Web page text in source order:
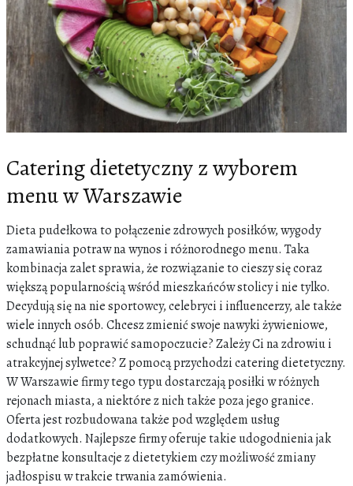
Catering dietetyczny z wyborem
menu w Warszawie
Dieta pudełkowa to połączenie zdrowych posiłków, wygody
zamawiania potraw na wynos i różnorodnego menu. Taka
kombinacja zalet sprawia, że rozwiązanie to cieszy się coraz
większą popularnością wśród mieszkańców stolicy i nie tylko.
Decydują się na nie sportowcy, celebryci i influencerzy, ale także
wiele innych osób. Chcesz zmienić swoje nawyki żywieniowe,
schudnąć lub poprawić samopoczucie? Zależy Ci na zdrowiu i
atrakcyjnej sylwetce? Z pomocą przychodzi catering dietetyczny.
W Warszawie firmy tego typu dostarczają posiłki w różnych
rejonach miasta, a niektóre z nich także poza jego granice.
Oferta jest rozbudowana także pod względem usług
dodatkowych. Najlepsze firmy oferuje takie udogodnienia jak
bezpłatne konsultacje z dietetykiem czy możliwość zmiany
jadłospisu w trakcie trwania zamówienia.